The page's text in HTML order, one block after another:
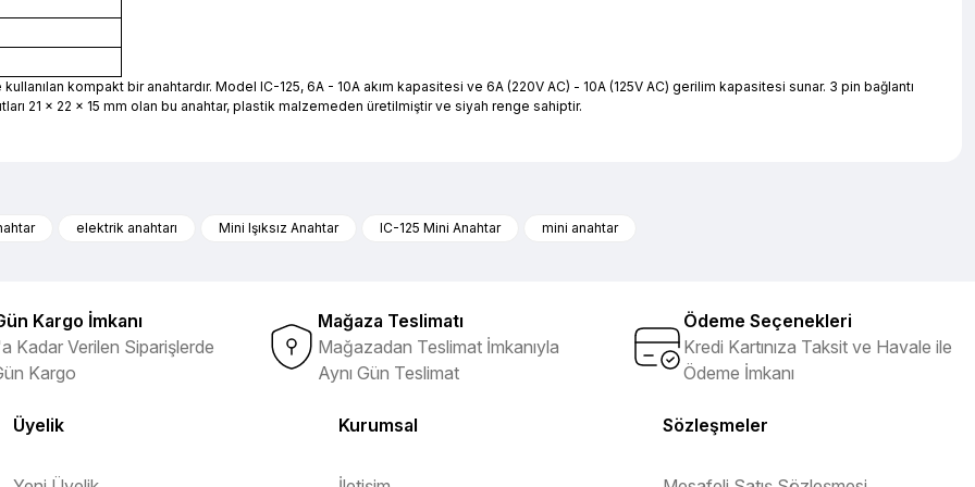
kompakt bir anahtardır. Model IC-125, 6A - 10A akım kapasitesi ve 6A (220V AC) - 10A (125V AC) gerilim kapasitesi sunar. 3 pin bağlantı
21 x 22 x 15 mm olan bu anahtar, plastik malzemeden üretilmiştir ve siyah renge sahiptir.
Bu ürüne ilk yorumu siz yapın!
Ürün hakkında henüz soru sorulmamış.
elektrik anahtarı Mini Işıksız Anahtar IC-125 Mini Anahtar mini anahtar
Kargo İmkanı
Kadar Verilen Siparişlerde
Kargo
Mağaza Teslimatı
Mağazadan Teslimat İmkanıyla
Aynı Gün Teslimat
Ödeme Seçenekleri
Kredi Kartınıza Taksit ve Havale ile
Ödeme İmkanı
Üyelik Kurumsal Sözleşmeler